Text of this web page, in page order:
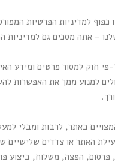
כפוף למדיניות הפרטיות
– אתה מסכים גם
חוק למסור פרטים ומידע
למנוע ממך את האפשרות
באתר, לרבות ומבלי
האתר או צדדים שלישיים
הפצה, משלוח, ביצוע